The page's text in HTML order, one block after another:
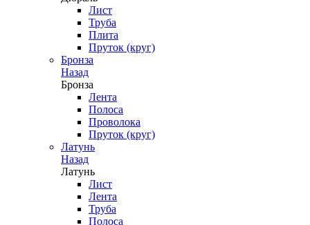
Лист
Труба
Плита
Пруток (круг)
Бронза
Назад
Бронза
Лента
Полоса
Проволока
Пруток (круг)
Латунь
Назад
Латунь
Лист
Лента
Труба
Полоса